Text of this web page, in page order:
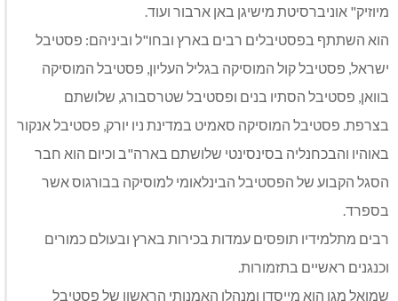
מיוזיק" אוניברסיטת מישיגן באן ארבור ועוד.
הוא השתתף בפסטיבלים רבים בארץ ובחו"ל וביניהם: פסטיבל
ישראל, פסטיבל קול המוסיקה בגליל העליון, פסטיבל המוסיקה
בוואן, פסטיבל הסתיו בנים ופסטיבל שטרסבורג, שלושתם
בצרפת. פסטיבל המוסיקה סאמיט במדינת ניו יורק, פסטיבל אנקור
באוהיו והבכחנליה בסינסינטי שלושתם בארה"ב וכיום הוא חבר
הסגל הקבוע של הפסטיבל הבינלאומי למוסיקה בבורגוס אשר
בספרד.
רבים מתלמידיו תופסים עמדות בכירות בארץ ובעולם כמורים
וכנגנים ראשיים בתזמורות.
שמואל מגן הוא מייסדו ומנהלו האמנותי הראשון של פסטיבל